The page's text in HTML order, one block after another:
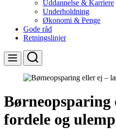
Uddannelse & Karriere
Underholdning
Økonomi & Penge
Gode råd
Retningslinjer
Menu Search
fordele og